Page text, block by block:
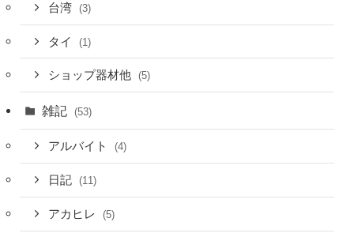
台湾 (3)
タイ (1)
ショップ器材他 (5)
雑記 (53)
アルバイト (4)
日記 (11)
アカヒレ (5)